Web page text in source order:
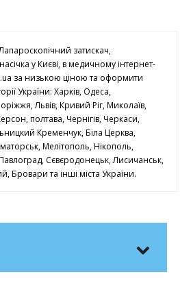
затискач,
у Києві, в медичному інтернет-
за низькою ціною та оформити
України: Харків, Одеса,
Львів, Кривий Ріг, Миколаїв,
полтава, Чернігів, Черкаси,
Кременчук, Біла Церква,
Мелітополь, Нікополь,
Сєвєродонецьк, Лисичанськ,
Бровари та інші міста України.